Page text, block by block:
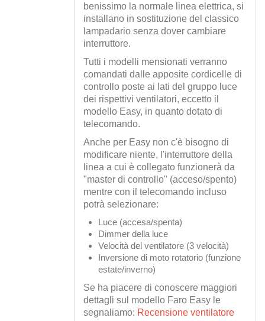
benissimo la normale linea elettrica, si
installano in sostituzione del classico
lampadario senza dover cambiare
interruttore.
Tutti i modelli mensionati verranno
comandati dalle apposite cordicelle di
controllo poste ai lati del gruppo luce
dei rispettivi ventilatori, eccetto il
modello Easy, in quanto dotato di
telecomando.
Anche per Easy non c'è bisogno di
modificare niente, l'interruttore della
linea a cui è collegato funzionerà da
"master di controllo" (acceso/spento)
mentre con il telecomando incluso
potrà selezionare:
Luce (accesa/spenta)
Dimmer della luce
Velocità del ventilatore (3 velocità)
Inversione di moto rotatorio (funzione
estate/inverno)
Se ha piacere di conoscere maggiori
dettagli sul modello Faro Easy le
segnaliamo: Recensione ventilatore